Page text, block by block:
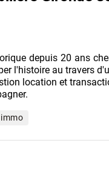
depuis 20 ans
l'histoire au travers
location et